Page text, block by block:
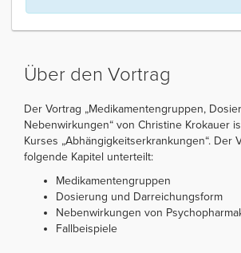
Über den Vortrag
Der Vortrag „Medikamentengruppen,
Nebenwirkungen“ von Christine Krokauer
Kurses „Abhängigkeitserkrankungen“. Der
folgende Kapitel unterteilt:
Medikamentengruppen
Dosierung und Darreichungsform
Nebenwirkungen von
Fallbeispiele